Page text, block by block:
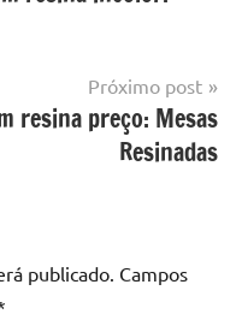
Próximo post
resina preço: Mesas
Resinadas
publicado. Campos